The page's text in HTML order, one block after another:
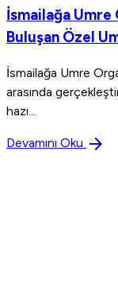
İsmailağa
Buluşan Özel
İsmailağa Umre
arasında
hazı...
Devamını Oku arrow_forward